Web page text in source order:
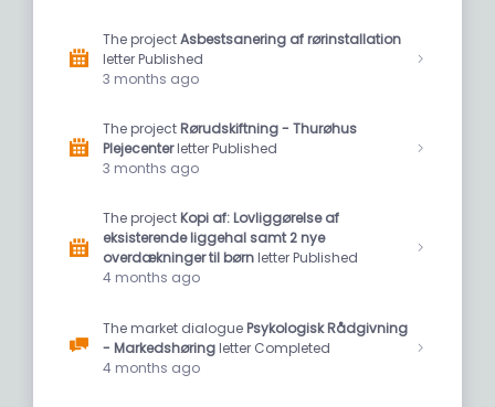
The projectAsbestsanering af rørinstallation
letter Published
3 months ago
The projectRørudskiftning - Thurøhus
Plejecenterletter Published
3 months ago
The projectKopi af: Lovliggørelse af
eksisterende liggehal samt 2 nye
overdækninger til børnletter Published
4 months ago
The market dialoguePsykologisk Rådgivning
- Markedshøringletter Completed
4 months ago